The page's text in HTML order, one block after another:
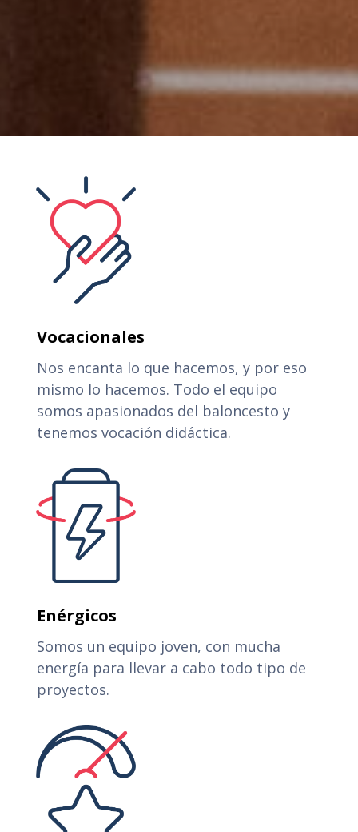
Vocacionales
Nos encanta lo que hacemos, y por eso
mismo lo hacemos. Todo el equipo
somos apasionados del baloncesto y
tenemos vocación didáctica.
Enérgicos
Somos un equipo joven, con mucha
energía para llevar a cabo todo tipo de
proyectos.